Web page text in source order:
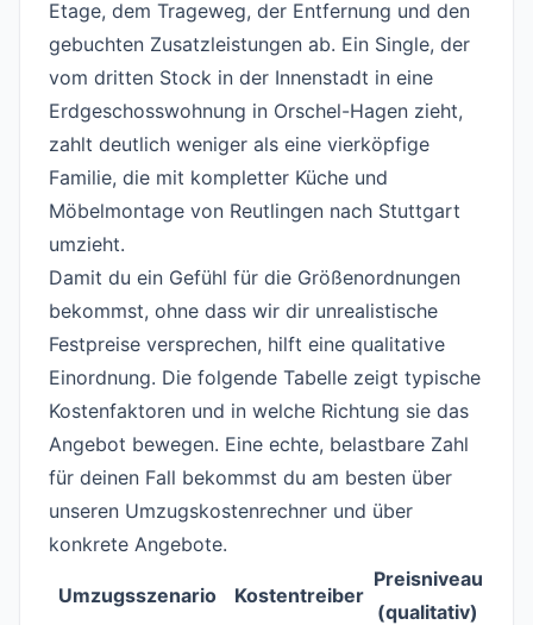
Etage, dem Trageweg, der Entfernung und den
gebuchten Zusatzleistungen ab. Ein Single, der
vom dritten Stock in der Innenstadt in eine
Erdgeschosswohnung in Orschel-Hagen zieht,
zahlt deutlich weniger als eine vierköpfige
Familie, die mit kompletter Küche und
Möbelmontage von Reutlingen nach Stuttgart
umzieht.
Damit du ein Gefühl für die Größenordnungen
bekommst, ohne dass wir dir unrealistische
Festpreise versprechen, hilft eine qualitative
Einordnung. Die folgende Tabelle zeigt typische
Kostenfaktoren und in welche Richtung sie das
Angebot bewegen. Eine echte, belastbare Zahl
für deinen Fall bekommst du am besten über
unseren Umzugskostenrechner und über
konkrete Angebote.
Umzugsszenario Kostentreiber
Preisniveau
(qualitativ)